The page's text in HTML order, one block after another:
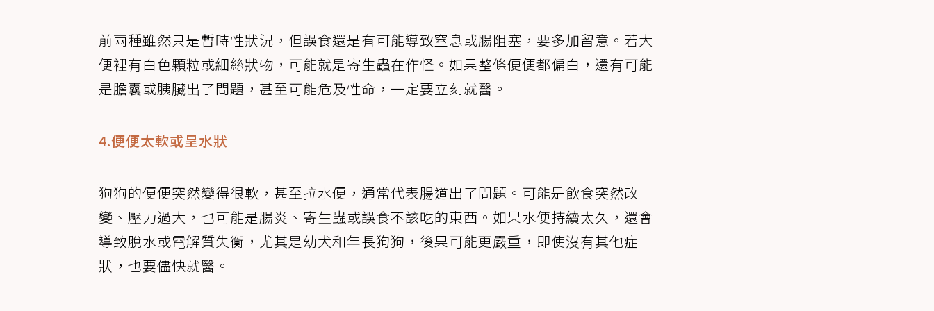
前兩種雖然只是暫時性狀況，但誤食還是有可能導致窒息或腸阻塞，要多加留意。若大
便裡有白色顆粒或細絲狀物，可能就是寄生蟲在作怪。如果整條便便都偏白，還有可能
是膽囊或胰臟出了問題，甚至可能危及性命，一定要立刻就醫。
4.便便太軟或呈水狀
狗狗的便便突然變得很軟，甚至拉水便，通常代表腸道出了問題。可能是飲食突然改
變、壓力過大，也可能是腸炎、寄生蟲或誤食不該吃的東西。如果水便持續太久，還會
導致脫水或電解質失衡，尤其是幼犬和年長狗狗，後果可能更嚴重，即使沒有其他症
狀，也要儘快就醫。